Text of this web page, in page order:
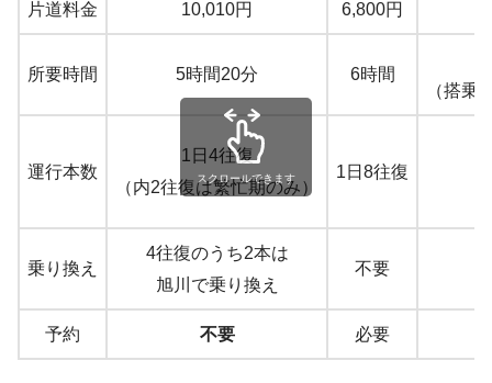
片道料金 10,010円 6,800円
所要時間 5時間20分
6時間
（搭乗
運行本数
1日4往復
（内2往復は繁忙期のみ）
1日8往復
乗り換え
4往復のうち2本は
旭川で乗り換え
不要
予約 不要 必要
スクロールできます